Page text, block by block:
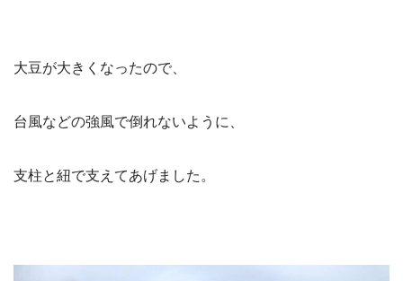
大豆が大きくなったので、
台風などの強風で倒れないように、
支柱と紐で支えてあげました。